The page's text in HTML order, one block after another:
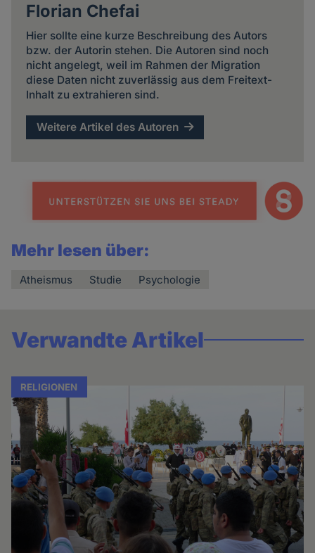
Florian Chefai
Hier sollte eine kurze Beschreibung des Autors
bzw. der Autorin stehen. Die Autoren sind noch
nicht angelegt, weil im Rahmen der Migration
diese Daten nicht zuverlässig aus dem Freitext-
Inhalt zu extrahieren sind.
Weitere Artikel des Autoren
Mehr lesen über:
Atheismus Studie Psychologie
Verwandte Artikel
RELIGIONEN